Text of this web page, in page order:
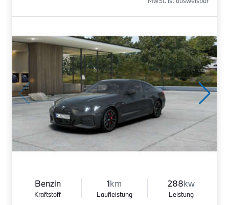
Benzin
Kraftstoff
1km
Laufleistung
288kw
Leistung